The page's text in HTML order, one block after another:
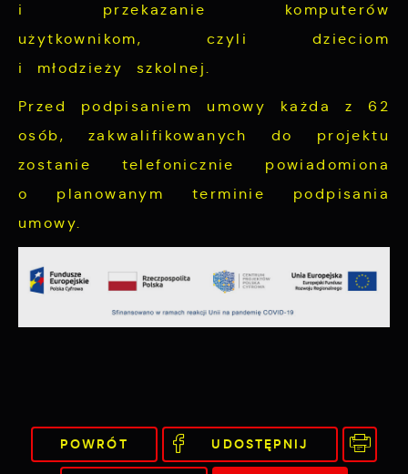
i przekazanie komputerów
użytkownikom, czyli dzieciom
i młodzieży szkolnej.
Przed podpisaniem umowy każda z 62
osób, zakwalifikowanych do projektu
zostanie telefonicznie powiadomiona
o planowanym terminie podpisania
umowy.
POWRÓT UDOSTĘPNIJ